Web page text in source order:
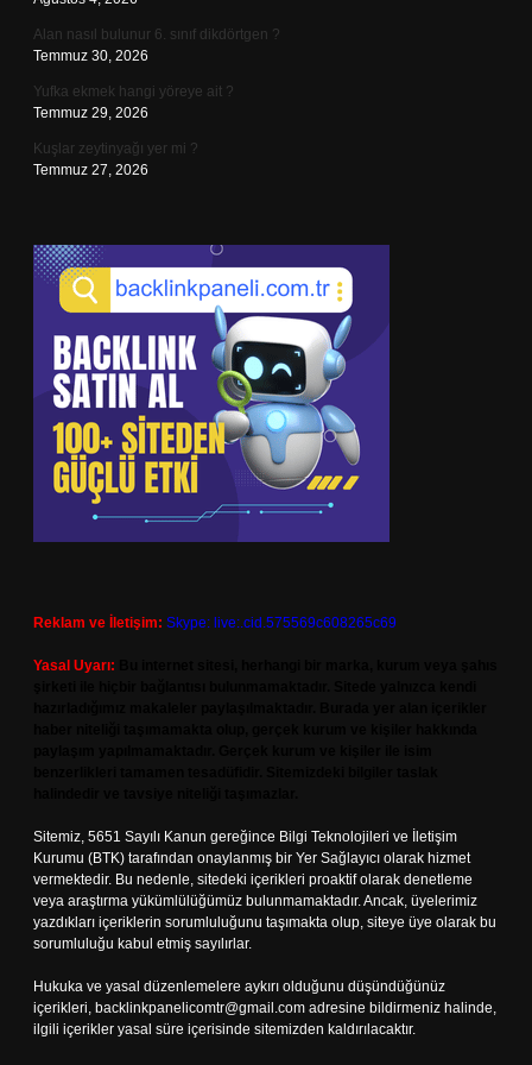
Alan nasıl bulunur 6. sınıf dikdörtgen ?
Temmuz 30, 2026
Yufka ekmek hangi yöreye ait ?
Temmuz 29, 2026
Kuşlar zeytinyağı yer mi ?
Temmuz 27, 2026
Reklam ve İletişim: Skype: live:.cid.575569c608265c69
Yasal Uyarı:
Sitemiz, 5651 Sayılı Kanun gereğince Bilgi Teknolojileri ve İletişim
Kurumu (BTK) tarafından onaylanmış bir Yer Sağlayıcı olarak hizmet
vermektedir. Bu nedenle, sitedeki içerikleri proaktif olarak denetleme
veya araştırma yükümlülüğümüz bulunmamaktadır. Ancak, üyelerimiz
yazdıkları içeriklerin sorumluluğunu taşımakta olup, siteye üye olarak bu
sorumluluğu kabul etmiş sayılırlar.
Hukuka ve yasal düzenlemelere aykırı olduğunu düşündüğünüz
içerikleri, backlinkpanelicomtr@gmail.com adresine bildirmeniz halinde,
ilgili içerikler yasal süre içerisinde sitemizden kaldırılacaktır.